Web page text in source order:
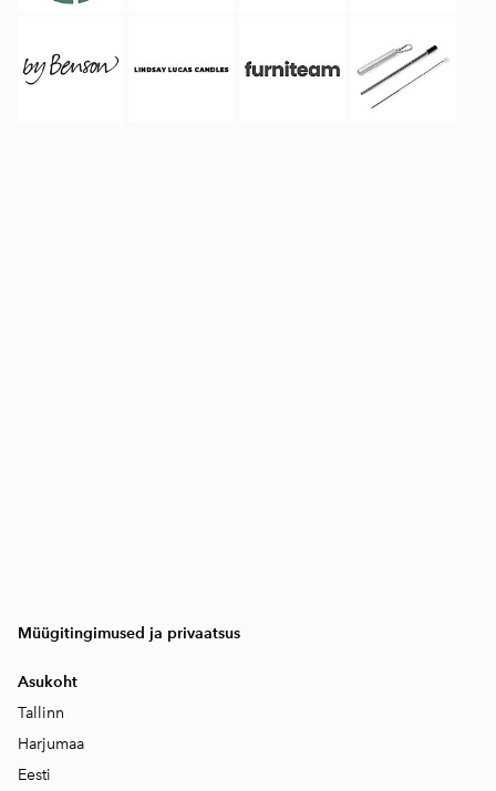
Müügitingimused ja privaatsus
Asukoht
Tallinn
Harjumaa
Eesti